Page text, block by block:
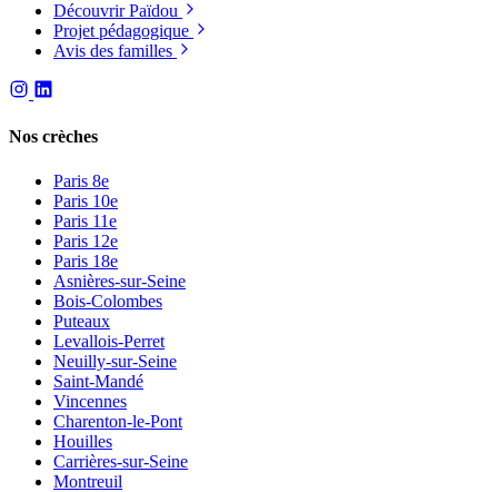
Découvrir Païdou
Projet pédagogique
Avis des familles
Nos crèches
Paris 8e
Paris 10e
Paris 11e
Paris 12e
Paris 18e
Asnières-sur-Seine
Bois-Colombes
Puteaux
Levallois-Perret
Neuilly-sur-Seine
Saint-Mandé
Vincennes
Charenton-le-Pont
Houilles
Carrières-sur-Seine
Montreuil